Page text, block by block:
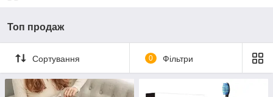
Топ продаж
Сортування 0 Фільтри